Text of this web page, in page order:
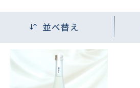
並べ替え